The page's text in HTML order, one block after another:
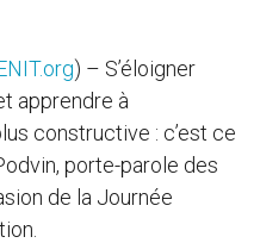
) – S’éloigner
apprendre à
constructive : c’est ce
porte-parole des
de la Journée